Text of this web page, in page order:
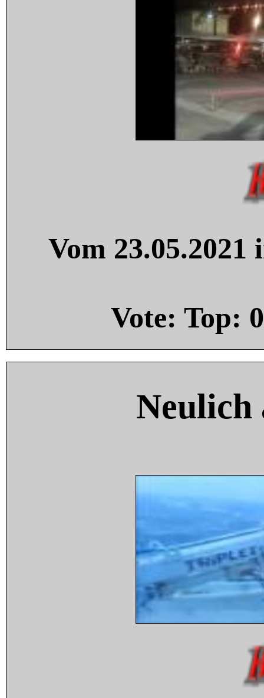
Vom
Vote: Top: 0
Neulich